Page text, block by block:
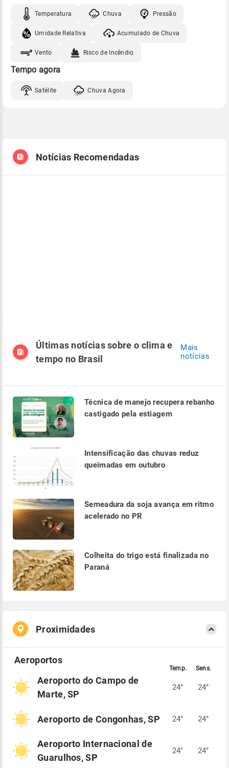
Temperatura Chuva Pressão
Umidade Relativa Acumulado de Chuva
Vento Risco de Incêndio
Tempo agora
Satélite Chuva Agora
Notícias Recomendadas
Últimas notícias sobre o clima e
tempo no Brasil
Mais
notícias
Técnica de manejo recupera rebanho
castigado pela estiagem
Intensificação das chuvas reduz
queimadas em outubro
Semeadura da soja avança em ritmo
acelerado no PR
Colheita do trigo está finalizada no
Paraná
Proximidades
Aeroporto do Campo de
Marte, SP
24° 24°
Aeroporto de Congonhas, SP 24° 24°
Aeroporto Internacional de
Guarulhos, SP
24° 24°